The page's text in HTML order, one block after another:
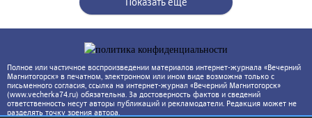
Полное или частичное воспроизведении материалов интернет-журнала «Вечерний
Магнитогорск» в печатном, электронном или ином виде возможна только с
письменного согласия, ссылка на интернет-журнал «Вечерний Магнитогорск»
(www.vecherka74.ru) обязательна. За достоверность фактов и сведений
ответственность несут авторы публикаций и рекламодатели. Редакция может не
разделять точку зрения автора.